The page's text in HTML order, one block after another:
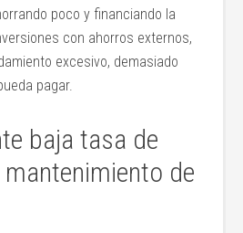
poco y financiando la
con ahorros externos,
excesivo, demasiado
pagar.
baja tasa de
de